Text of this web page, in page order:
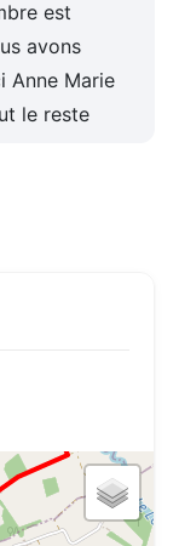
est
avons
Anne Marie
le reste